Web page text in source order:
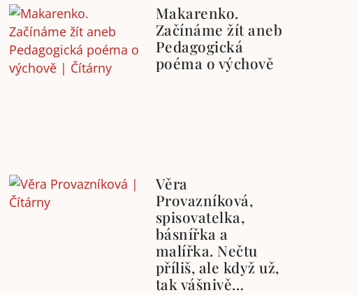
Makarenko.
Začínáme žít aneb
Pedagogická
poéma o výchově
Věra
Provazníková,
spisovatelka,
básnířka a
malířka. Nečtu
příliš, ale když už,
tak vášnivě…